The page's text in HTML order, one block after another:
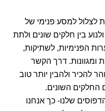
לצלול למסע פנימי של
בין חלקים שונים ולתת
הפנימיות, לשתיקות,
ומגוונות. דרך הקשר
להכיר ולהבין יותר טוב
החלקים השונים.
שלנו- כך אנחנו